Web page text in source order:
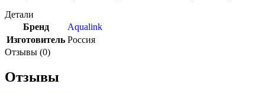
Детали
Бренд
Aqualink
Изготовитель Россия
Отзывы (0)
Отзывы